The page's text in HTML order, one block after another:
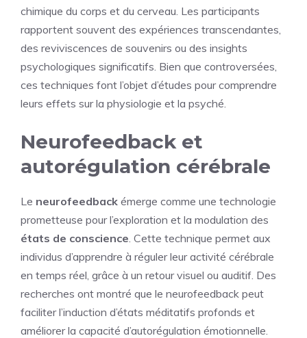
chimique du corps et du cerveau. Les participants
rapportent souvent des expériences transcendantes,
des reviviscences de souvenirs ou des insights
psychologiques significatifs. Bien que controversées,
ces techniques font l’objet d’études pour comprendre
leurs effets sur la physiologie et la psyché.
Neurofeedback et
autorégulation cérébrale
Le neurofeedback émerge comme une technologie
prometteuse pour l’exploration et la modulation des
états de conscience. Cette technique permet aux
individus d’apprendre à réguler leur activité cérébrale
en temps réel, grâce à un retour visuel ou auditif. Des
recherches ont montré que le neurofeedback peut
faciliter l’induction d’états méditatifs profonds et
améliorer la capacité d’autorégulation émotionnelle.